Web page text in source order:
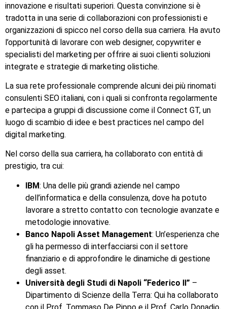
innovazione e risultati superiori. Questa convinzione si è
tradotta in una serie di collaborazioni con professionisti e
organizzazioni di spicco nel corso della sua carriera. Ha avuto
l’opportunità di lavorare con web designer, copywriter e
specialisti del marketing per offrire ai suoi clienti soluzioni
integrate e strategie di marketing olistiche.
La sua rete professionale comprende alcuni dei più rinomati
consulenti SEO italiani, con i quali si confronta regolarmente
e partecipa a gruppi di discussione come il Connect GT, un
luogo di scambio di idee e best practices nel campo del
digital marketing.
Nel corso della sua carriera, ha collaborato con entità di
prestigio, tra cui:
IBM: Una delle più grandi aziende nel campo
dell’informatica e della consulenza, dove ha potuto
lavorare a stretto contatto con tecnologie avanzate e
metodologie innovative.
Banco Napoli Asset Management: Un’esperienza che
gli ha permesso di interfacciarsi con il settore
finanziario e di approfondire le dinamiche di gestione
degli asset.
Università degli Studi di Napoli “Federico II” –
Dipartimento di Scienze della Terra: Qui ha collaborato
con il Prof. Tommaso De Pippo e il Prof. Carlo Donadio,